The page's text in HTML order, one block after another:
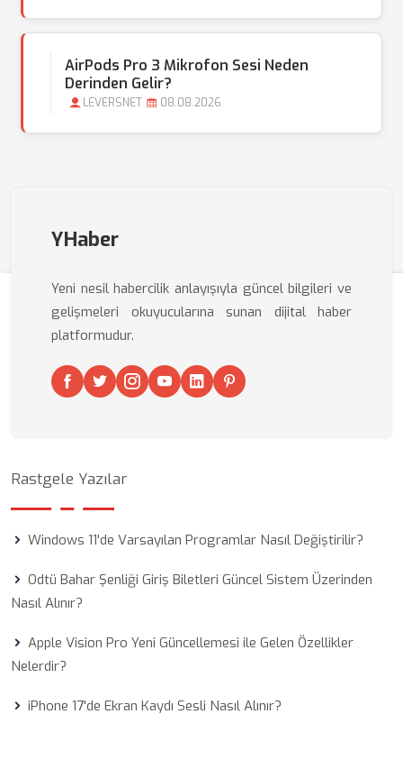
AirPods Pro 3 Mikrofon Sesi Neden
Derinden Gelir?
LEVERSNET 08.08.2026
YHaber
Yeni nesil habercilik anlayışıyla güncel bilgileri ve
gelişmeleri okuyucularına sunan dijital haber
platformudur.
Rastgele Yazılar
Windows 11'de Varsayılan Programlar Nasıl Değiştirilir?
Odtü Bahar Şenliği Giriş Biletleri Güncel Sistem Üzerinden
Nasıl Alınır?
Apple Vision Pro Yeni Güncellemesi ile Gelen Özellikler
Nelerdir?
iPhone 17'de Ekran Kaydı Sesli Nasıl Alınır?